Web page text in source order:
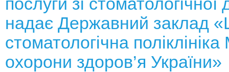
надає Державний заклад
стоматологічна поліклініка
охорони здоров’я України»